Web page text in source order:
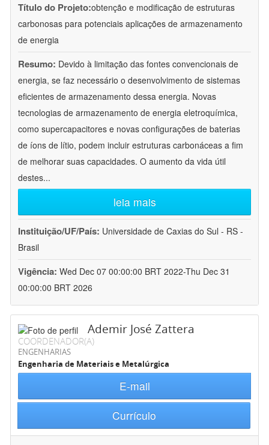
Título do Projeto:obtenção e modificação de estruturas
carbonosas para potenciais aplicações de armazenamento
de energia
Resumo: Devido à limitação das fontes convencionais de
energia, se faz necessário o desenvolvimento de sistemas
eficientes de armazenamento dessa energia. Novas
tecnologias de armazenamento de energia eletroquímica,
como supercapacitores e novas configurações de baterias
de íons de lítio, podem incluir estruturas carbonáceas a fim
de melhorar suas capacidades. O aumento da vida útil
destes...
leia mais
Instituição/UF/País: Universidade de Caxias do Sul - RS -
Brasil
Vigência: Wed Dec 07 00:00:00 BRT 2022-Thu Dec 31
00:00:00 BRT 2026
Ademir José Zattera
COORDENADOR(A)
ENGENHARIAS
Engenharia de Materiais e Metalúrgica
E-mail
Currículo